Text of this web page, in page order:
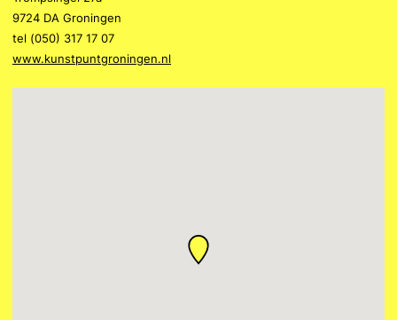
9724 DA Groningen
tel (050) 317 17 07
www.kunstpuntgroningen.nl